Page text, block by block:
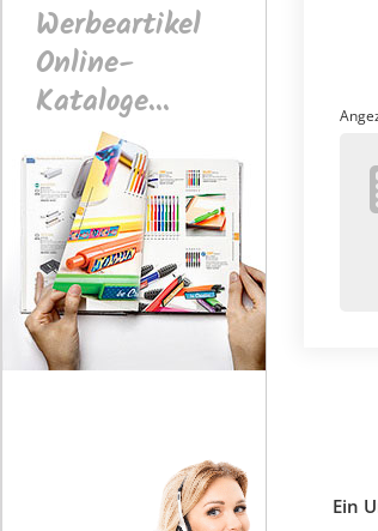
Werbeartikel
Online-
Kataloge...
Ein